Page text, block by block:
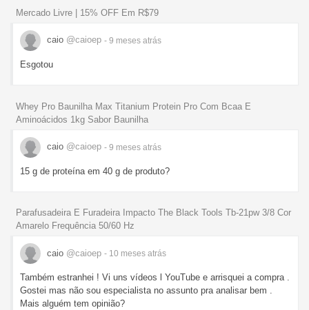
Mercado Livre | 15% OFF Em R$79
caio @caioep - 9 meses atrás
Esgotou
Whey Pro Baunilha Max Titanium Protein Pro Com Bcaa E
Aminoácidos 1kg Sabor Baunilha
caio @caioep - 9 meses atrás
15 g de proteína em 40 g de produto?
Parafusadeira E Furadeira Impacto The Black Tools Tb-21pw 3/8 Cor
Amarelo Frequência 50/60 Hz
caio @caioep - 10 meses atrás
Também estranhei ! Vi uns vídeos l YouTube e arrisquei a compra .
Gostei mas não sou especialista no assunto pra analisar bem .
Mais alguém tem opinião?